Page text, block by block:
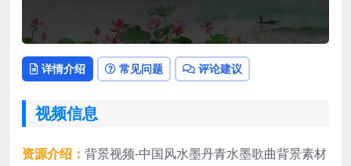
详情介绍 常见问题 评论建议
视频信息
资源介绍： 背景视频-中国风水墨丹青水墨歌曲背景素材